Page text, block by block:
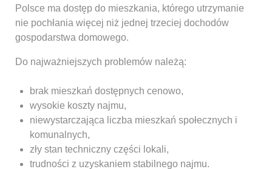
Polsce ma dostęp do mieszkania, którego utrzymanie
nie pochłania więcej niż jednej trzeciej dochodów
gospodarstwa domowego.
Do najważniejszych problemów należą:
brak mieszkań dostępnych cenowo,
wysokie koszty najmu,
niewystarczająca liczba mieszkań społecznych i
komunalnych,
zły stan techniczny części lokali,
trudności z uzyskaniem stabilnego najmu.